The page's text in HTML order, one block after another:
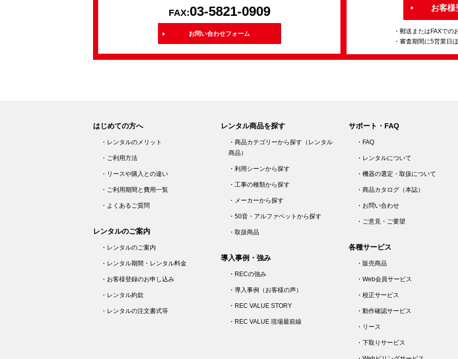
FAX:03-5821-0909
お問い合わせフォーム
お客様
・郵送またはFAXでの
・審査期間に5営業日
はじめての方へ
・レンタルのメリット
・ご利用方法
・リースや購入との違い
・ご利用期間と費用一覧
・よくあるご質問
レンタルのご案内
・レンタルのご案内
・レンタル期間・レンタル料金
・お客様登録のお申し込み
・レンタル約款
・レンタルの注文書式等
レンタル商品を探す
・商品カテゴリーから探す（レンタル
商品）
・利用シーンから探す
・工事の種類から探す
・メーカーから探す
・50音・アルファベットから探す
・取扱商品
導入事例・強み
・RECの強み
・導入事例（お客様の声）
・REC VALUE STORY
・REC VALUE 現場最前線
サポート・FAQ
・FAQ
・レンタルについて
・機器の選定・取扱について
・商品カタログ（本誌）
・お問い合わせ
・ご意見・ご要望
各種サービス
・販売商品
・Web会員サービス
・校正サービス
・動作確認サービス
・リース
・下取りサービス